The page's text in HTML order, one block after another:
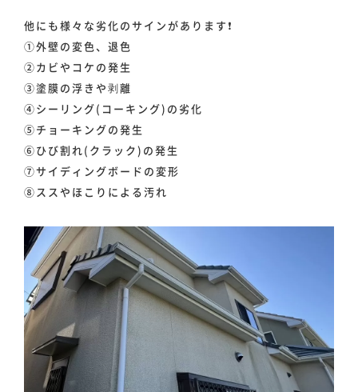
他にも様々な劣化のサインがあります❗️
①外壁の変色、退色
②カビやコケの発生
③塗膜の浮きや剥離
④シーリング(コーキング)の劣化
⑤チョーキングの発生
⑥ひび割れ(クラック)の発生
⑦サイディングボードの変形
⑧ススやほこりによる汚れ